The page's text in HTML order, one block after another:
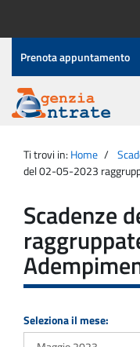
contenuto
Menu
di
servizio
Prenota appuntamento
Agenzia
Entrate
principale
Ti trovi in: Home
del 02-05-2023
Scadenze
Seleziona il mese: